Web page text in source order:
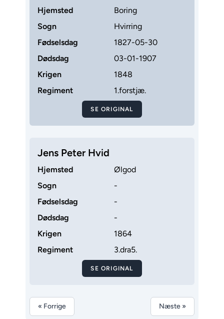
Hjemsted
Boring
Sogn
Hvirring
Fødselsdag
1827-05-30
Dødsdag
03-01-1907
Krigen
1848
Regiment
1.forstjæ.
SE ORIGINAL
Jens Peter Hvid
Hjemsted
Ølgod
Sogn
-
Fødselsdag
-
Dødsdag
-
Krigen
1864
Regiment
3.dra5.
SE ORIGINAL
« Forrige Næste »